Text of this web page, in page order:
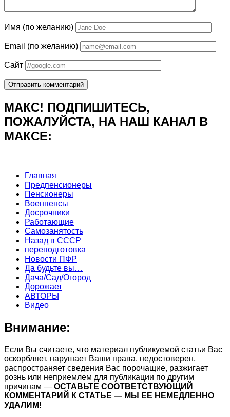
Имя (по желанию)
Email (по желанию)
Сайт
МАКС! ПОДПИШИТЕСЬ,
ПОЖАЛУЙСТА, НА НАШ КАНАЛ В
МАКСЕ:
Главная
Предпенсионеры
Пенсионеры
Военпенсы
Досрочники
Работающие
Самозанятость
Назад в СССР
переподготовка
Новости ПФР
Да будьте вы…
Дача/Сад/Огород
Дорожает
АВТОРЫ
Видео
Внимание:
Если Вы считаете, что материал публикуемой статьи Вас
оскорбляет, нарушает Ваши права, недостоверен,
распространяет сведения Вас порочащие, разжигает
рознь или неприемлем для публикации по другим
причинам — ОСТАВЬТЕ СООТВЕТСТВУЮЩИЙ
КОММЕНТАРИЙ К СТАТЬЕ — МЫ ЕЕ НЕМЕДЛЕННО
УДАЛИМ!